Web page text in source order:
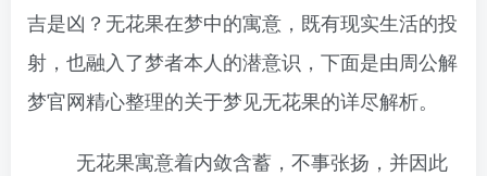
吉是凶？无花果在梦中的寓意，既有现实生活的投
射，也融入了梦者本人的潜意识，下面是由周公解
梦官网精心整理的关于梦见无花果的详尽解析。
无花果寓意着内敛含蓄，不事张扬，并因此